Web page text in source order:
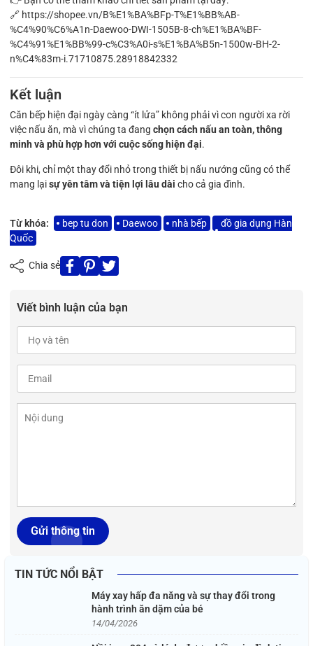
🔗 https://shopee.vn/B%E1%BA%BFp-T%E1%BB%AB-
%C4%90%C6%A1n-Daewoo-DWI-1505B-8-ch%E1%BA%BF-
%C4%91%E1%BB%99-c%C3%A0i-s%E1%BA%B5n-1500w-BH-2-
n%C4%83m-i.71710875.28918842332
Kết luận
Căn bếp hiện đại ngày càng “ít lửa” không phải vì con người xa rời
việc nấu ăn, mà vì chúng ta đang chọn cách nấu an toàn, thông
minh và phù hợp hơn với cuộc sống hiện đại.
Đôi khi, chỉ một thay đổi nhỏ trong thiết bị nấu nướng cũng có thể
mang lạisự yên tâm và tiện lợi lâu dài cho cả gia đình.
Từ khóa: bep tu don Daewoo nhà bếp
đồ gia dụng Hàn
Quốc
Chia sẻ
Viết bình luận của bạn
Gửi thông tin
TIN TỨC NỔI BẬT
Máy xay hấp đa năng và sự thay đổi trong
hành trình ăn dặm của bé
14/04/2026